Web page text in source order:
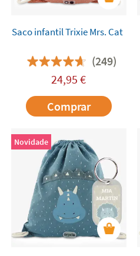
Saco infantil Trixie Mrs. Cat
(249)
24,95 €
Comprar
Novidade